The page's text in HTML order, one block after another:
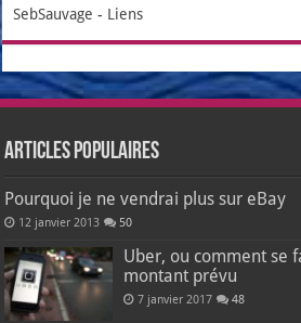
SebSauvage - Liens
Articles populaires
Pourquoi je ne vendrai plus sur eBay
12 janvier 2013 50
Uber, ou comment se
montant prévu
7 janvier 2017 48